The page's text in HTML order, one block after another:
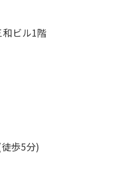
ビル1階
徒歩5分)